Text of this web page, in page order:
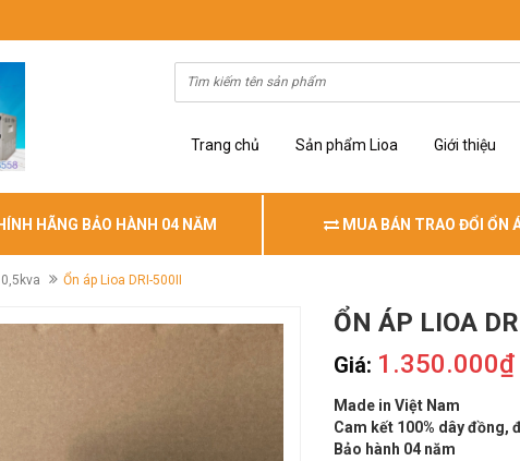
Trang chủ Sản phẩm Lioa Giới thiệu
HÃNG BẢO HÀNH 04 NĂM MUA BÁN TRAO ĐỔI ỔN
Ổn áp Lioa DRI-500II
ỔN ÁP LIOA
Giá: 1.350.000₫
Made in Việt Nam
Cam kết 100% dây đồng,
Bảo hành 04 năm